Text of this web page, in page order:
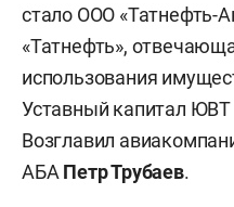
стало ООО «Татнефть-
«Татнефть»,
использования
Уставный капитал ЮВТ
Возглавил
АБА Петр Трубаев.